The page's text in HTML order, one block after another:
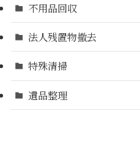
不用品回収
法人残置物撤去
特殊清掃
遺品整理